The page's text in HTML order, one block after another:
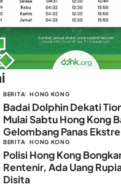
BERITA HONG KONG
Badai Dolphin Dekati
Mulai Sabtu Hong Kong
Gelombang Panas
BERITA HONG KONG
Polisi Hong Kong
Rentenir, Ada Uang
Disita